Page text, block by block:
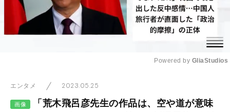
Powered by GliaStudios
エンタメ 2023.05.25
画像
「荒木飛呂彦先生の作品は、空や道が意味